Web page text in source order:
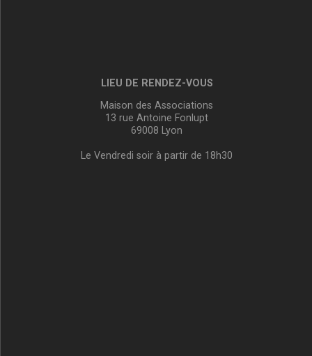
LIEU DE RENDEZ-VOUS
Maison des Associations
13 rue Antoine Fonlupt
69008 Lyon
Le Vendredi soir à partir de 18h30